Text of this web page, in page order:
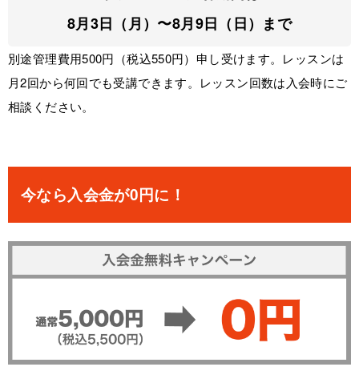
8月3日（月）〜8月9日（日）まで
別途管理費用500円（税込550円）申し受けます。レッスンは
月2回から何回でも受講できます。レッスン回数は入会時にご
相談ください。
今なら入会金が0円に！